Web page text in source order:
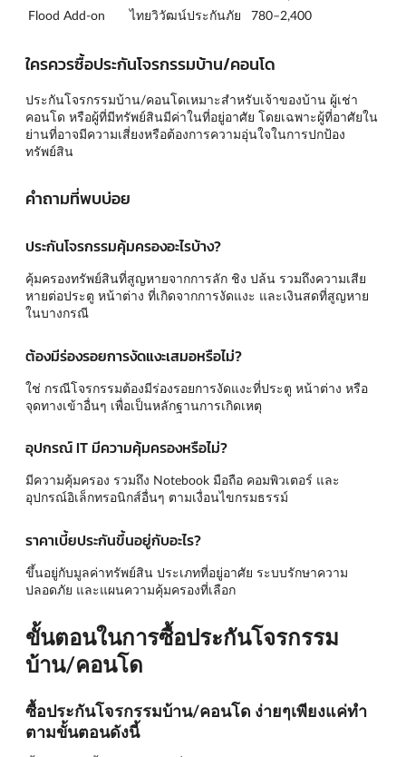
Flood Add-on
ไทยวิวัฒน์ประกันภัย 780–2,400
ใครควรซื้อประกันโจรกรรมบ้าน/คอนโด
ประกันโจรกรรมบ้าน/คอนโดเหมาะสำหรับเจ้าของบ้าน ผู้เช่า
คอนโด หรือผู้ที่มีทรัพย์สินมีค่าในที่อยู่อาศัย โดยเฉพาะผู้ที่อาศัยใน
ย่านที่อาจมีความเสี่ยงหรือต้องการความอุ่นใจในการปกป้อง
ทรัพย์สิน
คำถามที่พบบ่อย
ประกันโจรกรรมคุ้มครองอะไรบ้าง?
คุ้มครองทรัพย์สินที่สูญหายจากการลัก ชิง ปล้น รวมถึงความเสีย
หายต่อประตู หน้าต่าง ที่เกิดจากการงัดแงะ และเงินสดที่สูญหาย
ในบางกรณี
ต้องมีร่องรอยการงัดแงะเสมอหรือไม่?
ใช่ กรณีโจรกรรมต้องมีร่องรอยการงัดแงะที่ประตู หน้าต่าง หรือ
จุดทางเข้าอื่นๆ เพื่อเป็นหลักฐานการเกิดเหตุ
อุปกรณ์ IT มีความคุ้มครองหรือไม่?
มีความคุ้มครอง รวมถึง Notebook มือถือ คอมพิวเตอร์ และ
อุปกรณ์อิเล็กทรอนิกส์อื่นๆ ตามเงื่อนไขกรมธรรม์
ราคาเบี้ยประกันขึ้นอยู่กับอะไร?
ขึ้นอยู่กับมูลค่าทรัพย์สิน ประเภทที่อยู่อาศัย ระบบรักษาความ
ปลอดภัย และแผนความคุ้มครองที่เลือก
ขั้นตอนในการซื้อประกันโจรกรรม
บ้าน/คอนโด
ซื้อประกันโจรกรรมบ้าน/คอนโด ง่ายๆเพียงแค่ทำ
ตามขั้นตอนดังนี้